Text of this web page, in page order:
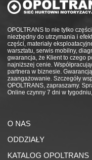
OPOLTRANS to nie tylko
niezbędny do utrzymania i
części, materiały
warsztatu, serwis mobilny,
gwarancja, że Klient to czego
najniższej cenie.
partnera w biznesie.
zaangażowanie. Szczegóły
OPOLTRANS, zapraszamy.
Online czynny 7 dni w
O NAS
ODDZIAŁY
KATALOG OPOLTRANS